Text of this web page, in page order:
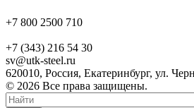
+7 800 2500 710
+7 (343) 216 54 30
sv@utk-steel.ru
620010, Россия, Екатеринбург, ул.
© 2026 Все права защищены.